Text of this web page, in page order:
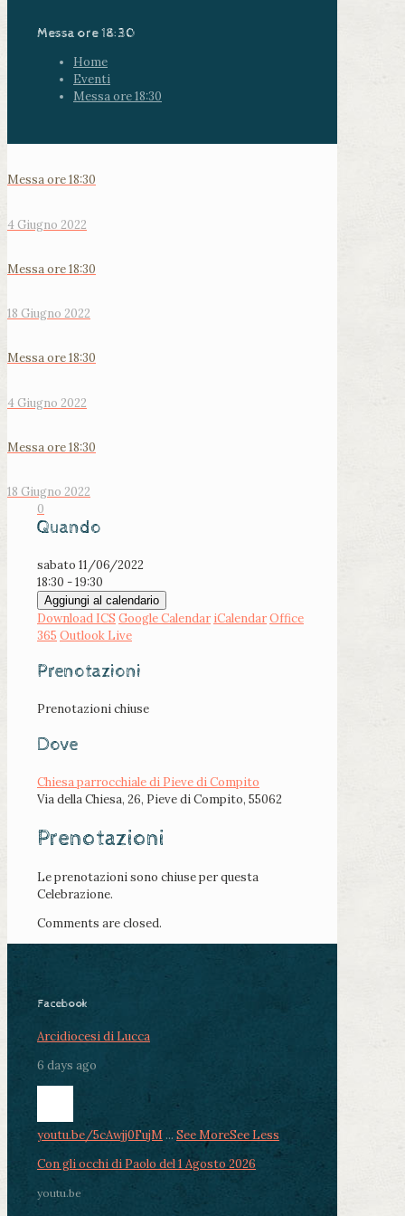
Messa ore 18:30
Home
Eventi
Messa ore 18:30
Messa ore 18:30
4 Giugno 2022
Messa ore 18:30
18 Giugno 2022
Messa ore 18:30
4 Giugno 2022
Messa ore 18:30
18 Giugno 2022
0
Quando
sabato 11/06/2022
18:30 - 19:30
Aggiungi al calendario
Download ICS Google Calendar iCalendarOffice
365 Outlook Live
Prenotazioni
Prenotazioni chiuse
Dove
Chiesa parrocchiale di Pieve di Compito
Via della Chiesa, 26, Pieve di Compito, 55062
Prenotazioni
Le prenotazioni sono chiuse per questa
Celebrazione.
Comments are closed.
Facebook
Arcidiocesi di Lucca
6 days ago
youtu.be/5cAwjj0FujM ... See MoreSee Less
Con gli occhi di Paolo del 1 Agosto 2026
youtu.be